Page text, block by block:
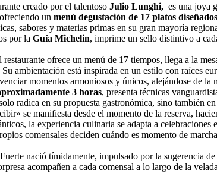
creado por el talentoso Julio Lunghi, es una joya
un menú degustación de 17 platos
sabores y materias primas en su gran mayoría
por la Guía Michelin, imprime un sello distintivo a
restaurante ofrece un menú de 17 tiempos, llega a la
ambientación está inspirada en un estilo con raíces
momentos armoniosos y únicos, alejándose de la
3 horas, presenta técnicas
radica en su propuesta gastronómica, sino también
se manifiesta desde el momento de la reserva,
la experiencia culinaria se adapta a
comensales deciden cuándo es momento de
nació tímidamente, impulsado por la sugerencia
acompañen a cada comensal a lo largo de la